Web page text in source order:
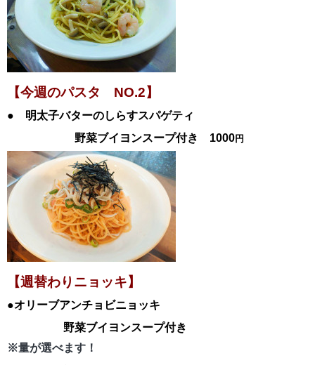
【今週のパスタ NO.2】
● 明太子バターのしらすスパゲティ
野菜ブイヨンスープ付き 1000円
【週替わりニョッキ】
●オリーブアンチョビニョッキ
野菜ブイヨンスープ付き
※量が選べます！